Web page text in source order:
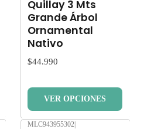
Quillay 3 Mts
Grande Árbol
Ornamental
Nativo
$44.990
VER OPCIONES
MLC943955302|